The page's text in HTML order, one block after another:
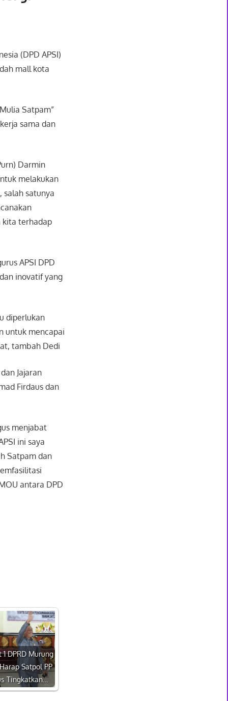
(DPD APSI)
mall kota
Satpam”
sama dan
Darmin
melakukan
salah satunya
kita terhadap
APSI DPD
inovatif yang
diperlukan
untuk mencapai
tambah Dedi
Jajaran
Firdaus dan
menjabat
ini saya
Satpam dan
antara DPD
1 DPRD Murung
Satpol PP
Tingkatkan…